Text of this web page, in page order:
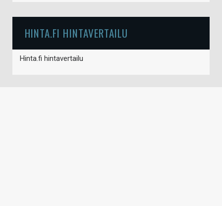
HINTA.FI HINTAVERTAILU
Hinta.fi hintavertailu